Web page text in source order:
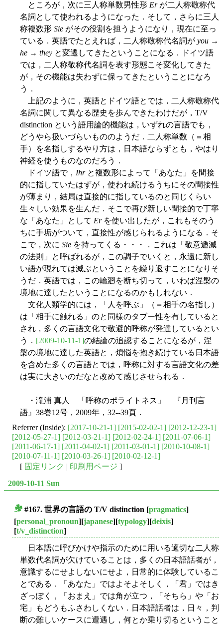
ところが，次に三人称単数男性形 Erが二人称敬称代
名詞として使われるようになった．そして，さらに三人
称複数形 Sie がその役割を担うようになり，現在に至っ
ている．英語でたとえれば，二人称敬称代名詞が you →
he → they と変遷してきたということになる．ドイツ語
では，二人称敬称代名詞を表す形態こそ変化してきた
が，その機能は失わずに保ってきたということになろ
う．
上記のように，英語とドイツ語とでは，二人称敬称代
名詞に関して異なる歴史を歩んできたわけだが，T/V
distinction という語用論的機能は，いずれの言語でも，
どうやら扱いづらいもののようだ．二人称単数（＝相
手）を名指しするやり方は，日本語ならずとも，やはり
神経を使うものなのだろう．
ドイツ語で， Ihrと複数形によって「あなた」を間接
的に指していたはずが，使われ続けるうちにその間接性
が薄まり，結局は直接的に指しているのと同じくらい
生々しい効果を生んだ．そこで再び新しい間接的で丁寧
な「あなた」として Erを使い出したが，これもそのう
ちに手垢がついて，直接性が感じられるようになる．そ
こで，次に Sie を持ってくる・・・．これは「敬意逓減
の法則」と呼ばれるが，この調子でいくと，永遠に新し
い語が現れては滅ぶということを繰り返すことになりそ
うだ．英語では，この輪廻を断ち切って，いわば涅槃の
境地に達したということになるのかもしれない．
文化人類学的には，「人を呼ぶ」（＝相手の名指し）
は「相手に触れる」のと同様のタブー性を有していると
され，多くの言語文化で敬避的呼称が発達しているとい
う． [2009-10-11-1]の結論の追認することになるが，涅
槃の境地に達した英語と，煩悩を抱き続けている日本語
を含めた多くの言語とでは，呼称に対する言語文化の差
は実に大きいのだなと改めて感じさせられる．
・滝浦 真人 「呼称のポライトネス」 『月刊言
語』38巻12号，2009年，32--39頁．
Referrer (Inside): [2017-10-21-1] [2015-02-02-1] [2012-12-23-1]
[2012-05-27-1] [2012-03-21-1] [2012-02-24-1] [2011-07-06-1]
[2011-06-17-1] [2011-04-02-1] [2011-03-01-1] [2010-10-08-1]
[2010-07-11-1] [2010-03-26-1] [2010-02-12-1]
[ 固定リンク | 印刷用ページ ]
2009-10-11 Sun
#167. 世界の言語の T/V distinction [pragmatics]
[personal_pronoun][japanese][typology][deixis]
[t/v_distinction]
日本語に呼びかけや指示のために用いる適切な二人称
単数代名詞が欠けていることは，多くの日本語話者が，
意識するにせよしないにせよ，日常的に体験しているこ
とである．「あなた」ではよそよそしく，「君」ではき
ざっぽく，「おまえ」では角が立つ，「そちら」や「お
宅」もどうもふさわしくない．日本語話者は，日々，判
断の難しいケースに遭遇し，何とか乗り切るということ